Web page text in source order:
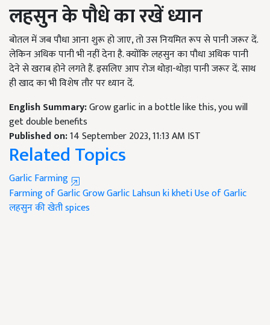
लहसुन के पौधे का रखें ध्यान
बोतल में जब पौधा आना शुरू हो जाए, तो उस नियमित रूप से पानी जरूर दें.
लेकिन अधिक पानी भी नहीं देना है. क्योंकि लहसुन का पौधा अधिक पानी
देने से खराब होने लगते हैं. इसलिए आप रोज थोड़ा-थोड़ा पानी जरूर दें. साथ
ही खाद का भी विशेष तौर पर ध्यान दें.
English Summary:Grow garlic in a bottle like this, you will
get double benefits
Published on:14 September 2023, 11:13 AM IST
Related Topics
Garlic Farming
Farming of GarlicGrow GarlicLahsun ki khetiUse of Garlic
लहसुन की खेतीspices